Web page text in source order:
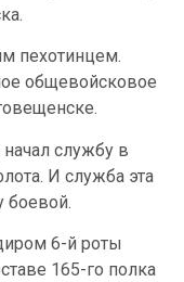
пехотинцем.
общевойсковое
службу в
И служба эта
боевой.
6-й роты
165-го полка